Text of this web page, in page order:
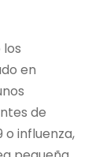
en
de
o influenza,